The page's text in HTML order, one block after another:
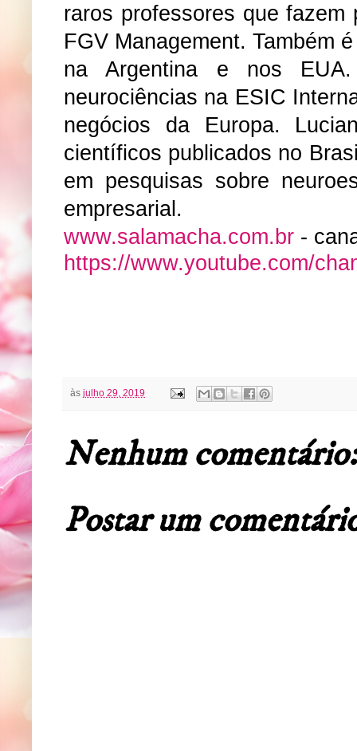
raros professores que fazem
FGV Management. Também
na Argentina e nos
neurociências na ESIC
negócios da Europa.
científicos publicados no
em pesquisas sobre
empresarial.
www.salamacha.com.br -
https://www.youtube.com/
às julho 29, 2019
Nenhum comentário:
Postar um